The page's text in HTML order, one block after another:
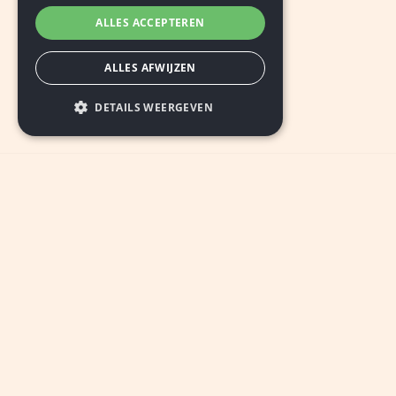
ALLES ACCEPTEREN
ALLES AFWIJZEN
DETAILS WEERGEVEN